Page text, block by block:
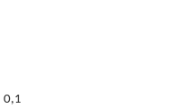
0,1